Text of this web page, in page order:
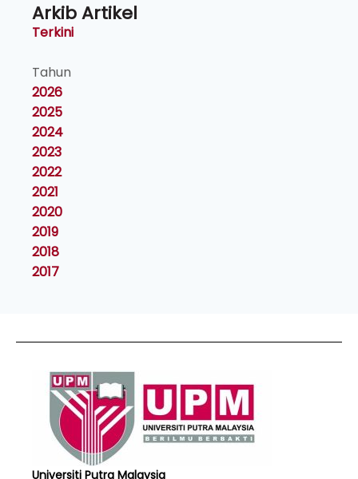
Arkib Artikel
Terkini
Tahun
2026
2025
2024
2023
2022
2021
2020
2019
2018
2017
Universiti Putra Malaysia